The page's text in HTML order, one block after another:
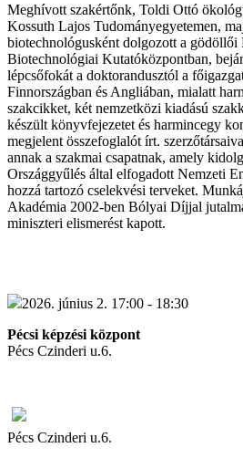
Meghívott szakértőnk, Toldi Ottó
Kossuth Lajos Tudományegyetemen,
biotechnológusként dolgozott a gödöllői
Biotechnológiai Kutatóközpontban,
lépcsőfokát a doktorandusztól a
Finnországban és Angliában, mialatt
szakcikket, két nemzetközi kiadású
készült könyvfejezetet és harmincegy
megjelent összefoglalót írt.
annak a szakmai csapatnak, amely
Országgyűlés által elfogadott Nemzeti
hozzá tartozó cselekvési terveket.
Akadémia 2002-ben Bólyai Díjjal
miniszteri elismerést kapott.
2026. június 2. 17:00 - 18:30
Pécsi képzési központ
Pécs Czinderi u.6.
Pécs Czinderi u.6.